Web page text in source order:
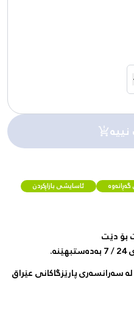
ئاسایشی بازاڕکردن
بۆ دێت
سەرانسەری پارێزگاکانی عێراق